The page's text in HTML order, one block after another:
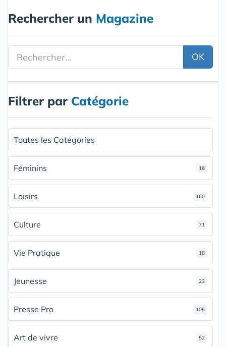
Rechercher un Magazine
OK
Filtrer par Catégorie
Toutes les Catégories
Féminins 16
Loisirs 160
Culture 71
Vie Pratique 18
Jeunesse 23
Presse Pro 105
Art de vivre 52